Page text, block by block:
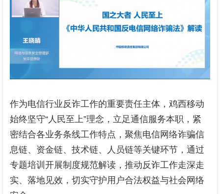
作为电信行业反诈工作的重要责任主体，鸡西移动
始终坚守“人民至上”理念，立足通信服务本职，紧
密结合各业务条线工作特点，聚焦电信网络诈骗信
息链、资金链、技术链、人员链等关键环节，通过
专题培训开展制度规范解读，推动反诈工作走深走
实、落地见效，切实守护用户合法权益与社会网络